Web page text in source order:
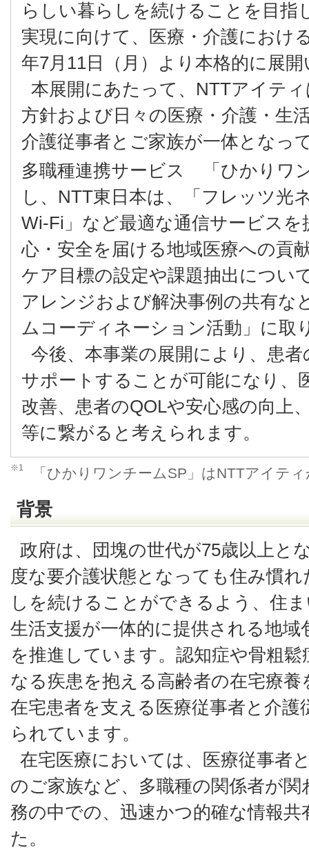
らしい暮らしを続けることを目指
実現に向けて、医療・介護におけ
年7月11日（月）より本格的に展
本展開にあたって、NTTアイテ
方針および日々の医療・介護・生
介護従事者とご家族が一体となっ
多職種連携サービス 「ひかりワ
し、NTT東日本は、「フレッツ光
Wi-Fi」など最適な通信サービス
心・安全を届ける地域医療への貢
ケア目標の設定や課題抽出につい
アレンジおよび解決事例の共有な
ムコーディネーション活動」に取
今後、本事業の展開により、患
サポートすることが可能になり、
改善、患者のQOLや安心感の向上
等に繋がると考えられます。
※1 「ひかりワンチームSP」はNTTアイテ
背景
政府は、団塊の世代が75歳以上と
度な要介護状態となっても住み慣
しを続けることができるよう、住
生活支援が一体的に提供される地
を推進しています。認知症や骨粗
なる疾患を抱える高齢者の在宅療
在宅患者を支える医療従事者と介護
られています。
在宅医療においては、医療従事者
のご家族など、多職種の関係者が
務の中での、迅速かつ的確な情報
た。